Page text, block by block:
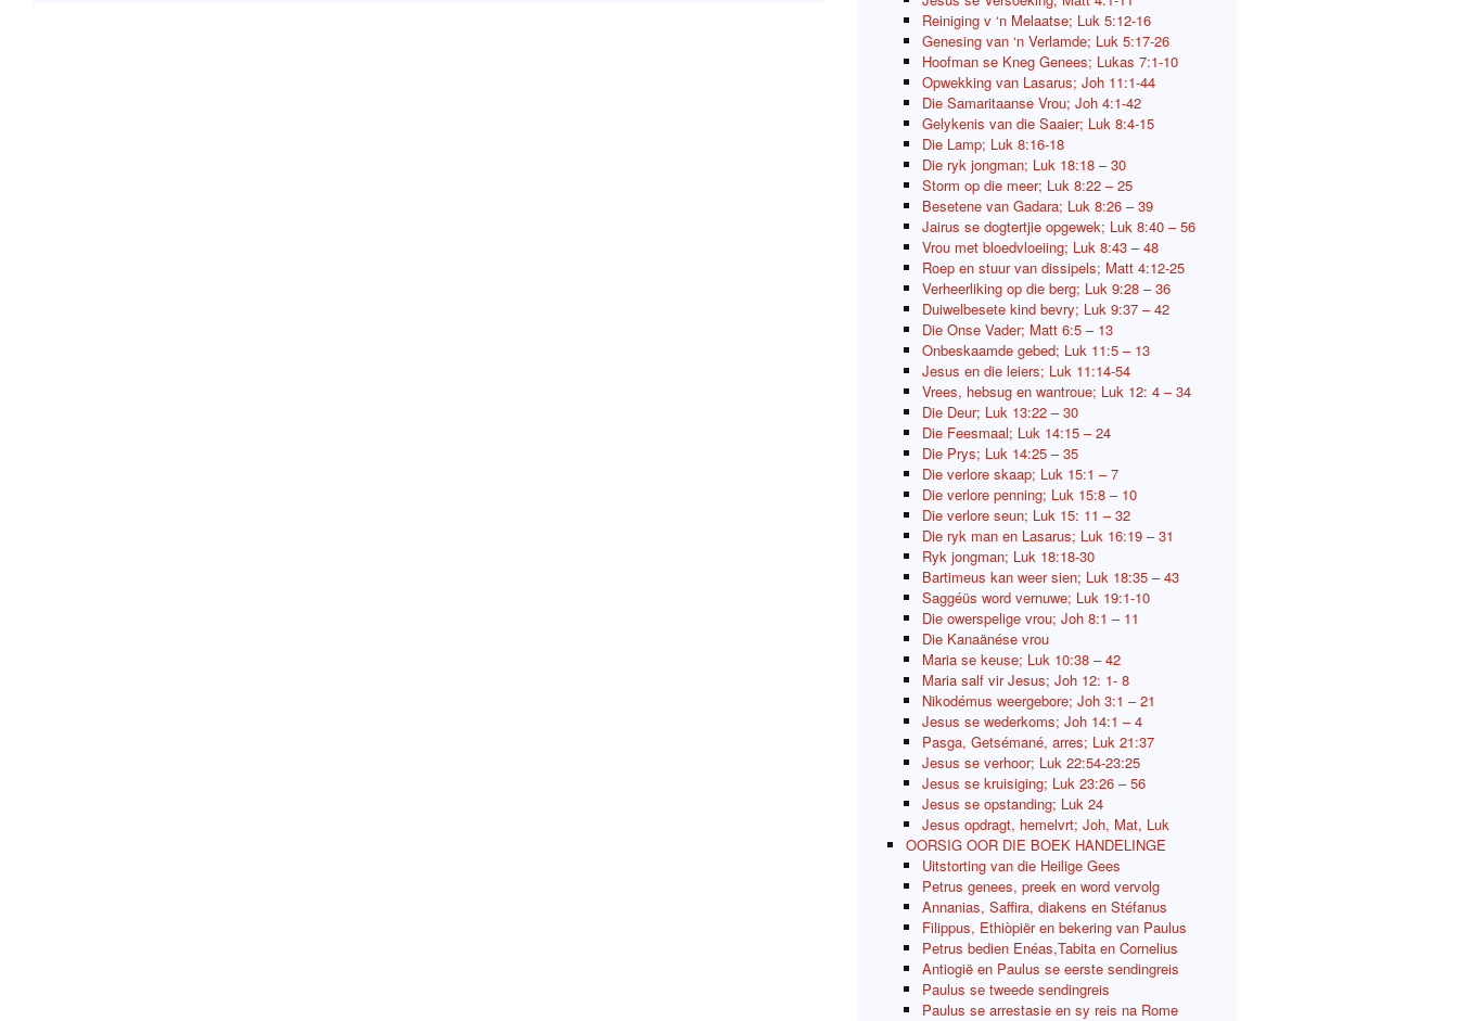
Reiniging v ‘n Melaatse; Luk 5:12-16
Genesing van ‘n Verlamde; Luk 5:17-26
Hoofman se Kneg Genees; Lukas 7:1-10
Opwekking van Lasarus; Joh 11:1-44
Die Samaritaanse Vrou; Joh 4:1-42
Gelykenis van die Saaier; Luk 8:4-15
Die Lamp; Luk 8:16-18
Die ryk jongman; Luk 18:18 – 30
Storm op die meer; Luk 8:22 – 25
Besetene van Gadara; Luk 8:26 – 39
Jairus se dogtertjie opgewek; Luk 8:40 – 56
Vrou met bloedvloeiing; Luk 8:43 – 48
Roep en stuur van dissipels; Matt 4:12-25
Verheerliking op die berg; Luk 9:28 – 36
Duiwelbesete kind bevry; Luk 9:37 – 42
Die Onse Vader; Matt 6:5 – 13
Onbeskaamde gebed; Luk 11:5 – 13
Jesus en die leiers; Luk 11:14-54
Vrees, hebsug en wantroue; Luk 12: 4 – 34
Die Deur; Luk 13:22 – 30
Die Feesmaal; Luk 14:15 – 24
Die Prys; Luk 14:25 – 35
Die verlore skaap; Luk 15:1 – 7
Die verlore penning; Luk 15:8 – 10
Die verlore seun; Luk 15: 11 – 32
Die ryk man en Lasarus; Luk 16:19 – 31
Ryk jongman; Luk 18:18-30
Bartimeus kan weer sien; Luk 18:35 – 43
Saggéüs word vernuwe; Luk 19:1-10
Die owerspelige vrou; Joh 8:1 – 11
Die Kanaänése vrou
Maria se keuse; Luk 10:38 – 42
Maria salf vir Jesus; Joh 12: 1- 8
Nikodémus weergebore; Joh 3:1 – 21
Jesus se wederkoms; Joh 14:1 – 4
Pasga, Getsémané, arres; Luk 21:37
Jesus se verhoor; Luk 22:54-23:25
Jesus se kruisiging; Luk 23:26 – 56
Jesus se opstanding; Luk 24
Jesus opdragt, hemelvrt; Joh, Mat, Luk
OORSIG OOR DIE BOEK HANDELINGE
Uitstorting van die Heilige Gees
Petrus genees, preek en word vervolg
Annanias, Saffira, diakens en Stéfanus
Filippus, Ethiòpiër en bekering van Paulus
Petrus bedien Enéas,Tabita en Cornelius
Antiogië en Paulus se eerste sendingreis
Paulus se tweede sendingreis
Paulus se arrestasie en sy reis na Rome